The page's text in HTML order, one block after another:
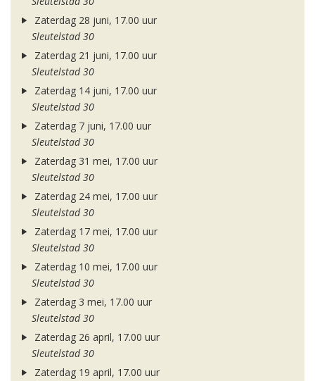
Zaterdag 28 juni, 17.00 uur
Sleutelstad 30
Zaterdag 21 juni, 17.00 uur
Sleutelstad 30
Zaterdag 14 juni, 17.00 uur
Sleutelstad 30
Zaterdag 7 juni, 17.00 uur
Sleutelstad 30
Zaterdag 31 mei, 17.00 uur
Sleutelstad 30
Zaterdag 24 mei, 17.00 uur
Sleutelstad 30
Zaterdag 17 mei, 17.00 uur
Sleutelstad 30
Zaterdag 10 mei, 17.00 uur
Sleutelstad 30
Zaterdag 3 mei, 17.00 uur
Sleutelstad 30
Zaterdag 26 april, 17.00 uur
Sleutelstad 30
Zaterdag 19 april, 17.00 uur